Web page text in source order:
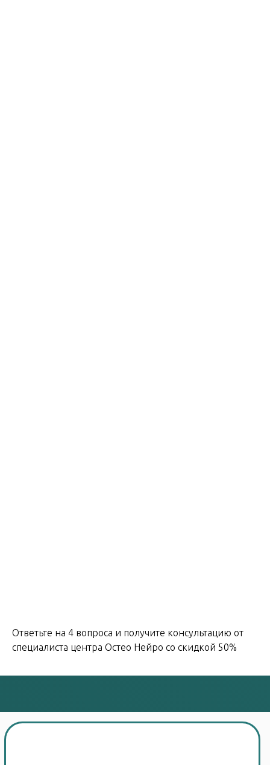
Ответьте на 4 вопроса и получите консультацию от
специалиста центра Остео Нейро со скидкой 50%